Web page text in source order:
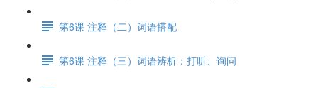
第6课 注释（二）词语搭配
第6课 注释（三）词语辨析：打听、询问